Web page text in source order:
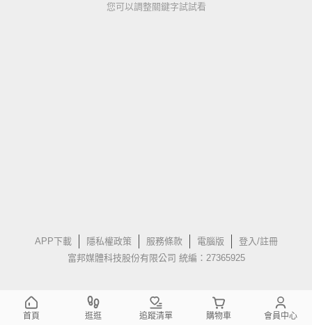
您可以調整關鍵字試試看
APP下載 隱私權政策 服務條款 電腦版
登入/註冊
富邦媒體科技股份有限公司 統編：27365925
首頁 逛逛 追蹤清單 購物車 會員中心